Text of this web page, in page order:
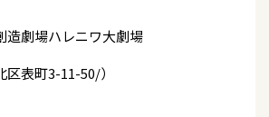
劇場ハレニワ大劇場
区表町3-11-50/）